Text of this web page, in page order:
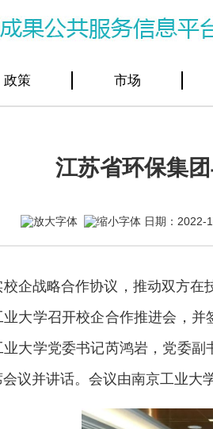
政策 市场
江苏省环保集
日期：
企战略合作协议，推动双方
大学召开校企合作推进会，
大学党委书记芮鸿岩，党委
议并讲话。会议由南京工业大